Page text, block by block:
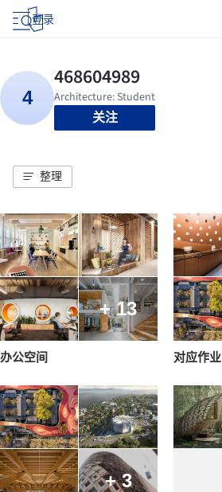
登录
关注
整理
+ 13
办公空间 对应作业
+ 3